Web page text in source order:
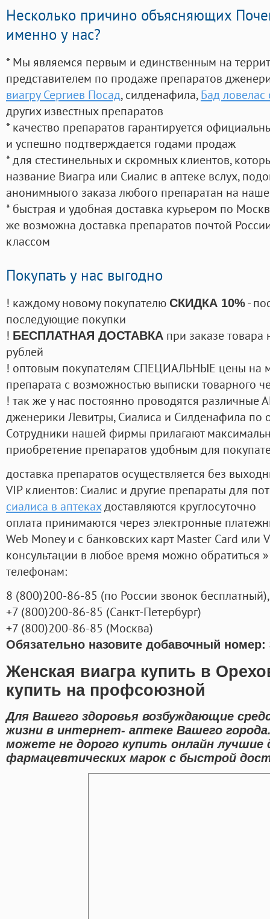
Несколько причино объясняющих
именно у нас?
* Мы являемся первым и единственным на
представителем по продаже препаратов
виагру Сергиев Посад, силденафила, Бад
других известных препаратов
* качество препаратов гарантируется
и успешно подтверждается годами продаж
* для стестинельных и скромных клиентов,
название Виагра или Сиалис в аптеке вслух,
анонимныого заказа любого препаратан на
* быстрая и удобная доставка курьером по
же возможна доставка препаратов почтой
классом
Покупать у нас выгодно
! каждому новому покупателю СКИДКА 10%-
последующие покупки
! БЕСПЛАТНАЯ ДОСТАВКА при заказе
рублей
! оптовым покупателям СПЕЦИАЛЬНЫЕ цены на
препарата с возможностью выписки товарного
! так же у нас постоянно проводятся
дженерики Левитры, Сиалиса и Силденафила по
Cотрудники нашей фирмы прилагают
приобретение препаратов удобным для
доставка препаратов осуществляется без
VIP клиентов: Сиалис и другие препараты для
сиалиса в аптекахдоставляются круглосуточно
оплата принимаются через электронные
Web Money и с банковских карт Master Card или
консультации в любое время можно обратиться
телефонам:
8 (800)200-86-85 (по России звонок бесплатный),
+7 (800)200-86-85 (Санкт-Петербург)
+7 (800)200-86-85 (Москва)
Обязательно назовите добавочный номер:
Женская виагра купить в
купить на профсоюзной
Для Вашего здоровья возбуждающие
жизни в интернет- аптеке Вашего
можете не дорого купить онлайн
фармацевтических марок с быстрой